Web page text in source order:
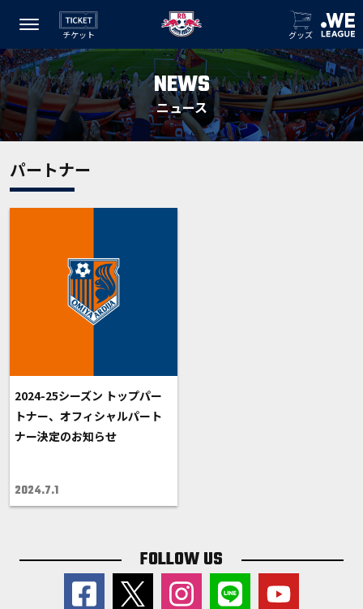
チケット グッズ
NEWS
ニュース
パートナー
2024-25シーズン トップパー
トナー、オフィシャルパート
ナー決定のお知らせ
2024.7.1
FOLLOW US